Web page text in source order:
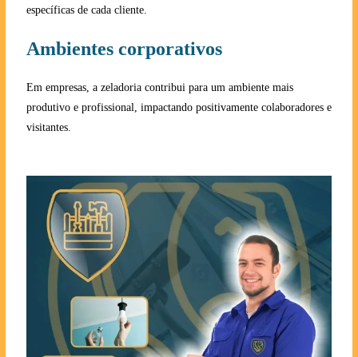
específicas de cada cliente.
Ambientes corporativos
Em empresas, a zeladoria contribui para um ambiente mais
produtivo e profissional, impactando positivamente colaboradores e
visitantes.